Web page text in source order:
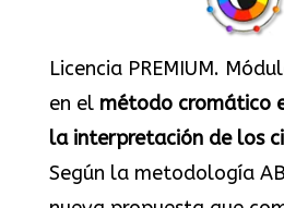
Licencia PREMIUM.
en el método cromático
la interpretación de los
Según la metodología